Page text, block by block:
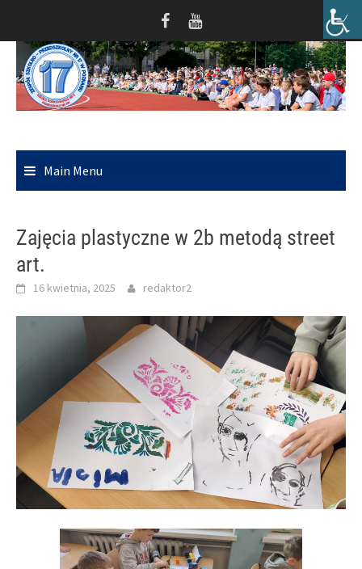
content
Main Menu
Zajęcia plastyczne w 2b metodą street
art.
16 kwietnia, 2025 redaktor2